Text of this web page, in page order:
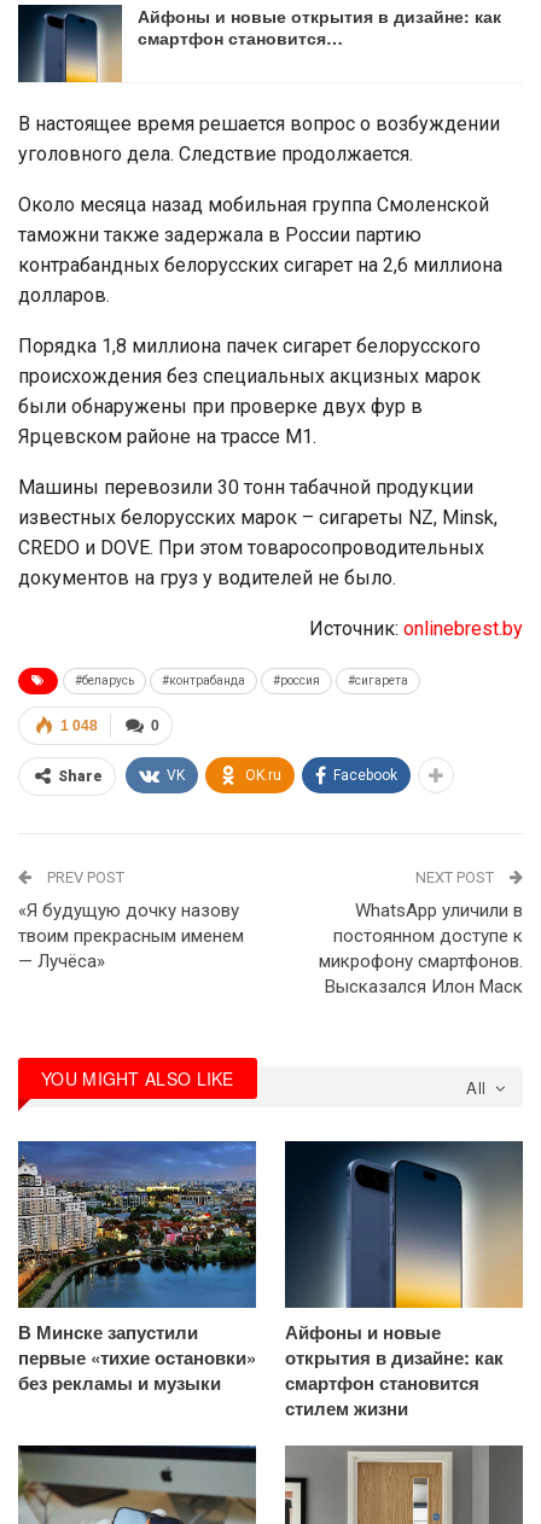
Айфоны и новые открытия в дизайне: как
смартфон становится…
В настоящее время решается вопрос о возбуждении
уголовного дела. Следствие продолжается.
Около месяца назад мобильная группа Смоленской
таможни также задержала в России партию
контрабандных белорусских сигарет на 2,6 миллиона
долларов.
Порядка 1,8 миллиона пачек сигарет белорусского
происхождения без специальных акцизных марок
были обнаружены при проверке двух фур в
Ярцевском районе на трассе М1.
Машины перевозили 30 тонн табачной продукции
известных белорусских марок – сигареты NZ, Minsk,
CREDO и DOVE. При этом товаросопроводительных
документов на груз у водителей не было.
Источник: onlinebrest.by
#беларусь #контрабанда #россия #сигарета
0
1 048
Share VK OK.ru Facebook
PREV POST
«Я будущую дочку назову
твоим прекрасным именем
— Лучёса»
NEXT POST
WhatsApp уличили в
постоянном доступе к
микрофону смартфонов.
Высказался Илон Маск
All
YOU MIGHT ALSO LIKE
В Минске запустили
первые «тихие остановки»
без рекламы и музыки
Айфоны и новые
открытия в дизайне: как
смартфон становится
стилем жизни